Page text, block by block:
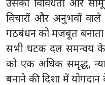
विचारों और अनुभवों
गठबंधन को मजबूत
सभी घटक दल समन्वय
को एक अधिक समृद्ध,
बनाने की दिशा में